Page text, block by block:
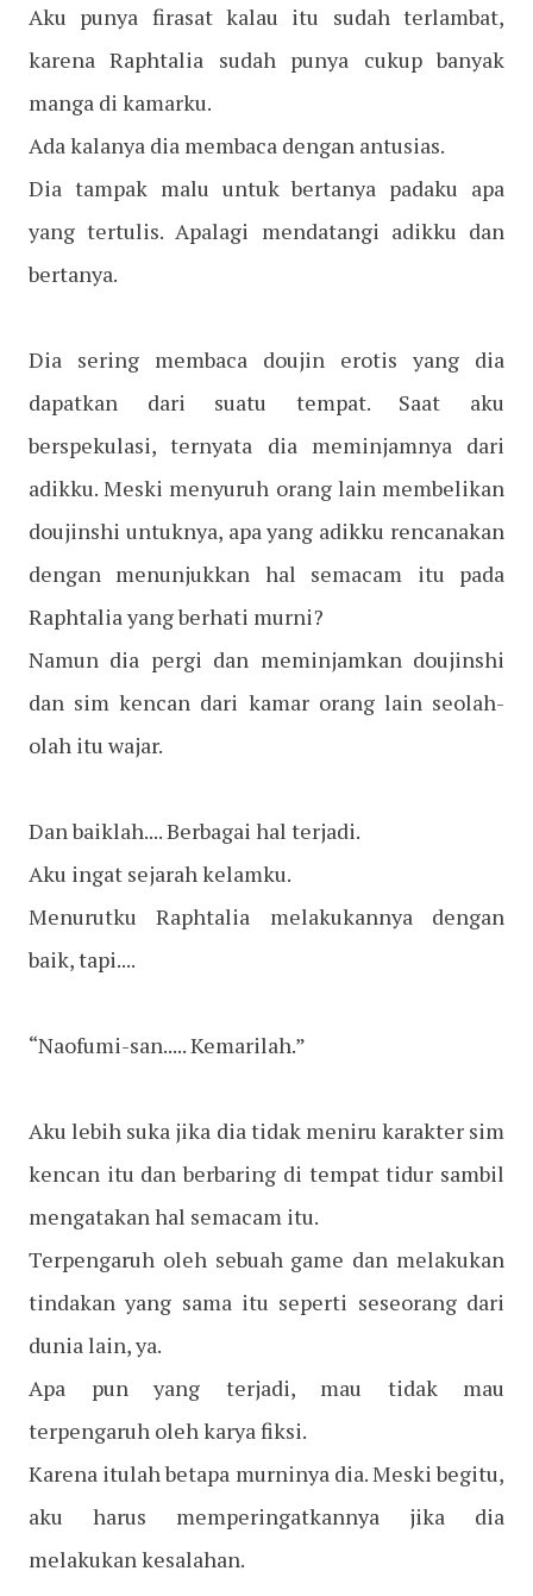
Aku punya firasat kalau itu sudah terlambat,
karena Raphtalia sudah punya cukup banyak
manga di kamarku.
Ada kalanya dia membaca dengan antusias.
Dia tampak malu untuk bertanya padaku apa
yang tertulis. Apalagi mendatangi adikku dan
bertanya.
Dia sering membaca doujin erotis yang dia
dapatkan dari suatu tempat. Saat aku
berspekulasi, ternyata dia meminjamnya dari
adikku. Meski menyuruh orang lain membelikan
doujinshi untuknya, apa yang adikku rencanakan
dengan menunjukkan hal semacam itu pada
Raphtalia yang berhati murni?
Namun dia pergi dan meminjamkan doujinshi
dan sim kencan dari kamar orang lain seolah-
olah itu wajar.
Dan baiklah.... Berbagai hal terjadi.
Aku ingat sejarah kelamku.
Menurutku Raphtalia melakukannya dengan
baik, tapi....
“Naofumi-san..... Kemarilah.”
Aku lebih suka jika dia tidak meniru karakter sim
kencan itu dan berbaring di tempat tidur sambil
mengatakan hal semacam itu.
Terpengaruh oleh sebuah game dan melakukan
tindakan yang sama itu seperti seseorang dari
dunia lain, ya.
Apa pun yang terjadi, mau tidak mau
terpengaruh oleh karya fiksi.
Karena itulah betapa murninya dia. Meski begitu,
aku harus memperingatkannya jika dia
melakukan kesalahan.